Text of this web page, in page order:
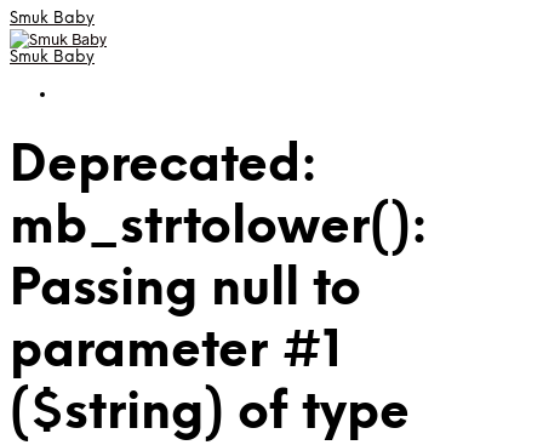
Smuk Baby
Smuk Baby
Deprecated:
mb_strtolower():
Passing null to
parameter #1
($string) of type